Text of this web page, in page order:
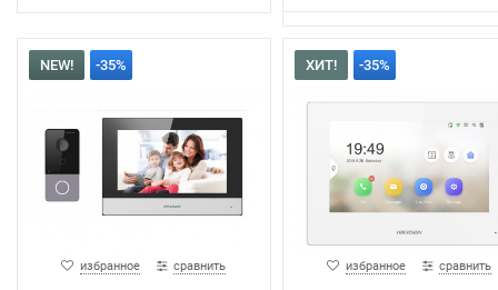
NEW! -35%
избранное сравнить
ХИТ! -35%
избранное сравнить